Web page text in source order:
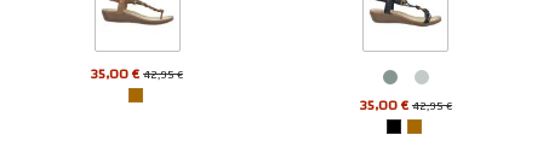
35,00 €42,95 €
35,00 €42,95 €